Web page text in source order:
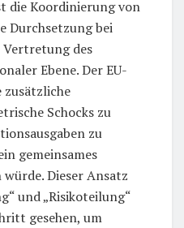
die Koordinierung von
Durchsetzung bei
des
Ebene. Der EU-
Schocks zu
zu
gemeinsames
Dieser Ansatz
und „Risikoteilung“
gesehen, um